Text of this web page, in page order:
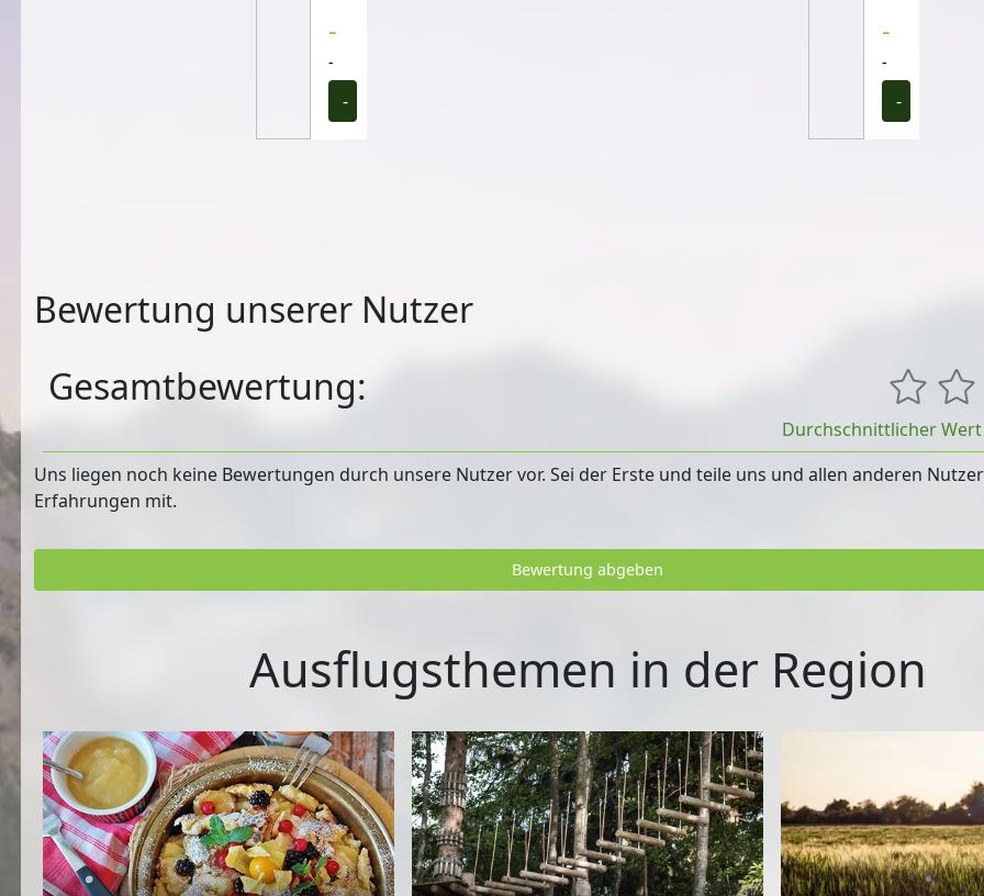
-
-
-
-
-
-
Bewertung unserer Nutzer
Gesamtbewertung:
Durchschnittlicher
Uns liegen noch keine Bewertungen durch unsere Nutzer vor. Sei der Erste und teile uns und allen anderen
Erfahrungen mit.
Bewertung abgeben
Ausflugsthemen in der Region